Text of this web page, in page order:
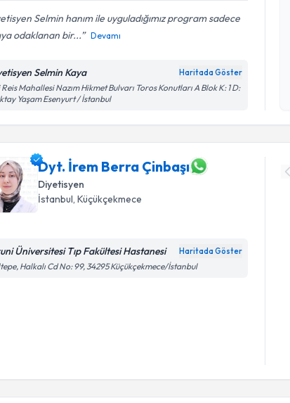
Selmin hanım ile uyguladığımız program sadece
odaklanan bir...
Devamı
Selmin Kaya Haritada Göster
Mahallesi Nazım Hikmet Bulvarı Toros Konutları A Blok K: 1 D:
Yaşam Esenyurt / İstanbul
Dyt. İrem Berra Çinbaşı
Diyetisyen
İstanbul, Küçükçekmece
Üniversitesi Tıp Fakültesi Hastanesi Haritada Göster
Halkalı Cd No: 99, 34295 Küçükçekmece/İstanbul